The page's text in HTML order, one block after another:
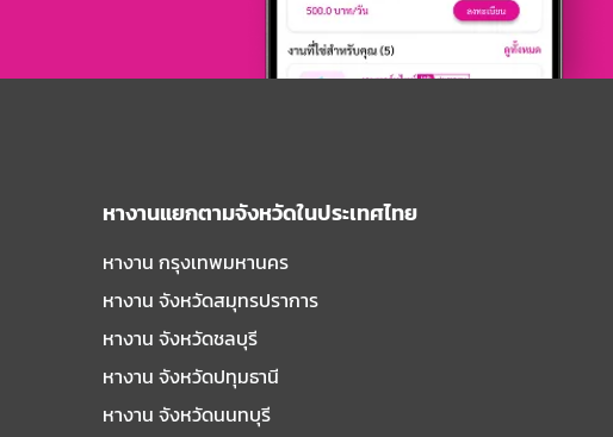
หางานแยกตามจังหวัดในประเทศไทย
หางาน กรุงเทพมหานคร
หางาน จังหวัดสมุทรปราการ
หางาน จังหวัดชลบุรี
หางาน จังหวัดปทุมธานี
หางาน จังหวัดนนทบุรี